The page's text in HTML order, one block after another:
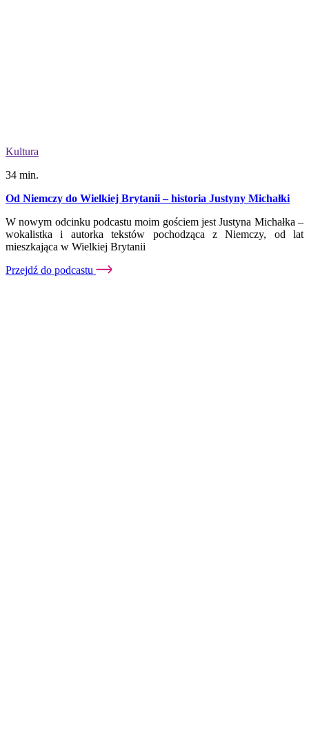
Kultura
34 min.
Od Niemczy do Wielkiej Brytanii – historia Justyny Michałki
W nowym odcinku podcastu moim gościem jest Justyna Michałka –
wokalistka i autorka tekstów pochodząca z Niemczy, od lat
mieszkająca w Wielkiej Brytanii
Przejdź do podcastu